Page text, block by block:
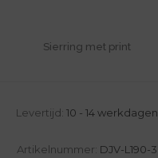
Sierring met print
Levertijd: 10 - 14 werkdagen
Artikelnummer: DJV-L190-3